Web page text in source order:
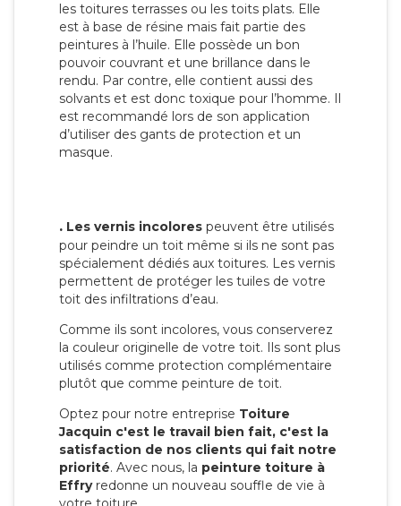
les toitures terrasses ou les toits plats. Elle
est à base de résine mais fait partie des
peintures à l’huile. Elle possède un bon
pouvoir couvrant et une brillance dans le
rendu. Par contre, elle contient aussi des
solvants et est donc toxique pour l’homme. Il
est recommandé lors de son application
d’utiliser des gants de protection et un
masque.
. Les vernis incolores peuvent être utilisés
pour peindre un toit même si ils ne sont pas
spécialement dédiés aux toitures. Les vernis
permettent de protéger les tuiles de votre
toit des infiltrations d’eau.
Comme ils sont incolores, vous conserverez
la couleur originelle de votre toit. Ils sont plus
utilisés comme protection complémentaire
plutôt que comme peinture de toit.
Optez pour notre entreprise Toiture
Jacquin c'est le travail bien fait, c'est la
satisfaction de nos clients qui fait notre
priorité. Avec nous, la peinture toiture à
Effryredonne un nouveau souffle de vie à